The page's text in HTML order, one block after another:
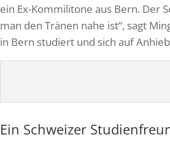
ein Ex-Kommilitone aus Bern. Der
man den Tränen nahe ist“, sagt
in Bern studiert und sich auf
Ein Schweizer